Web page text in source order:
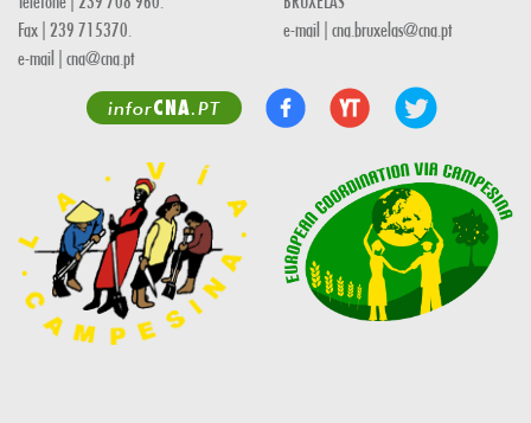
Fax | 239 715370.
e-mail | cna@cna.pt
e-mail | cna.bruxelas@cna.pt
inforCNA.PT